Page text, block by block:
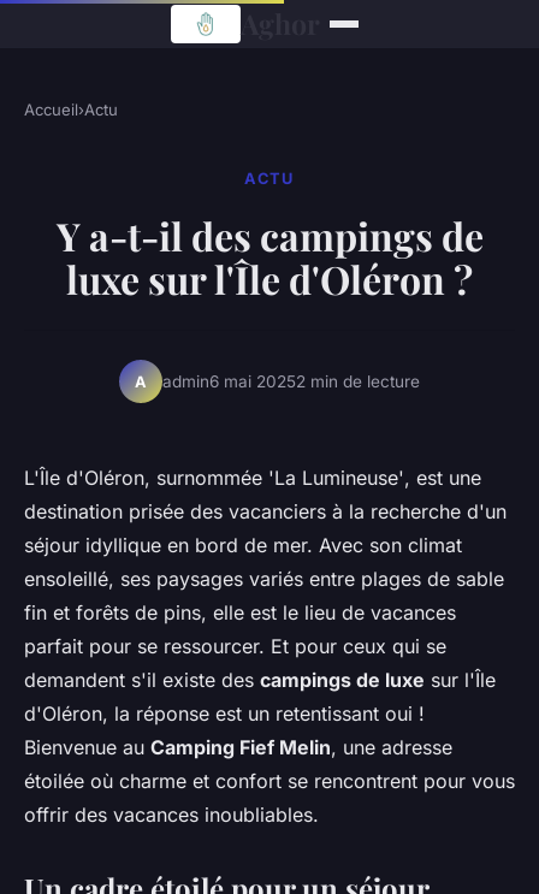
Accueil›Actu
ACTU
Y a-t-il des campings de
luxe sur l'Île d'Oléron ?
A admin6 mai 20252 min de lecture
L'Île d'Oléron, surnommée 'La Lumineuse', est une
destination prisée des vacanciers à la recherche d'un
séjour idyllique en bord de mer. Avec son climat
ensoleillé, ses paysages variés entre plages de sable
fin et forêts de pins, elle est le lieu de vacances
parfait pour se ressourcer. Et pour ceux qui se
demandent s'il existe des campings de luxe sur l'Île
d'Oléron, la réponse est un retentissant oui !
Bienvenue au Camping Fief Melin, une adresse
étoilée où charme et confort se rencontrent pour vous
offrir des vacances inoubliables.